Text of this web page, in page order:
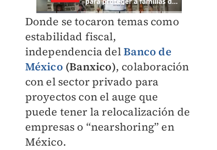
Donde se tocaron temas como
estabilidad fiscal,
independencia delBanco de
México (Banxico), colaboración
con el sector privado para
proyectos con el auge que
puede tener la relocalización de
empresas o “nearshoring” en
México.